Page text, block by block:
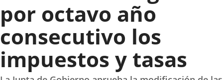
por octavo año
consecutivo los
impuestos y tasas